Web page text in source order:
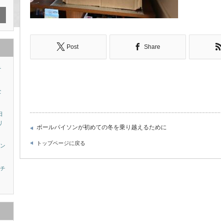
Post Share
ボールパイソンが初めての冬を乗り越えるために
トップページに戻る